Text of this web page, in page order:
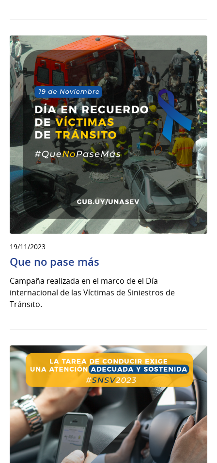
19/11/2023
Que no pase más
Campaña realizada en el marco de el Día
internacional de las Víctimas de Siniestros de
Tránsito.